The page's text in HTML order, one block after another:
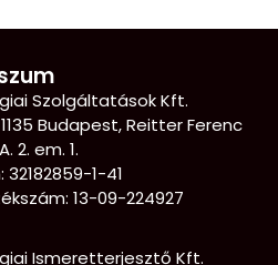
Szolgáltatások Kft.
Budapest, Reitter Ferenc
2. em. 1.
1-41
13-09-224927
Ismeretterjesztő Kft.